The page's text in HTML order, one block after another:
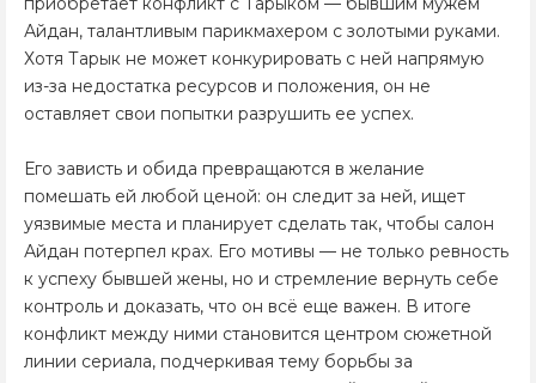
Айдан, талантливым парикмахером с золотыми руками.
Хотя Тарык не может конкурировать с ней напрямую
из-за недостатка ресурсов и положения, он не
оставляет свои попытки разрушить ее успех.
Его зависть и обида превращаются в желание
помешать ей любой ценой: он следит за ней, ищет
уязвимые места и планирует сделать так, чтобы салон
Айдан потерпел крах. Его мотивы — не только ревность
к успеху бывшей жены, но и стремление вернуть себе
контроль и доказать, что он всё еще важен. В итоге
конфликт между ними становится центром сюжетной
линии сериала, подчеркивая тему борьбы за